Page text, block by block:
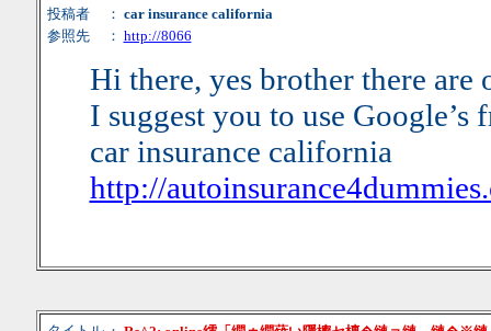
投稿者 ： car insurance california
参照先
： http://8066
Hi there, yes brother there
I suggest you to use Google’s
car insurance california
http://